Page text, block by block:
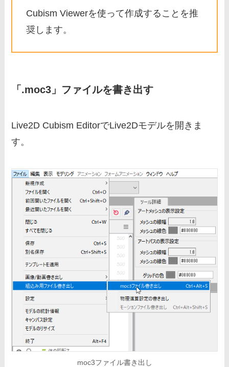
Cubism Viewerを使って作成することを推
奨します。
「.moc3」ファイルを書き出す
Live2D Cubism EditorでLive2Dモデルを開きま
す。
moc3ファイル書き出し